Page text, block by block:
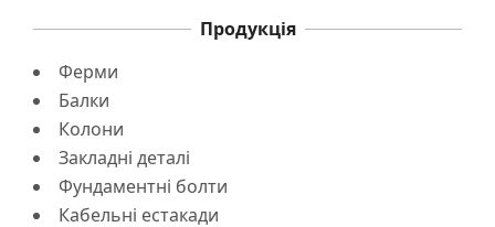
Продукція
Ферми
Балки
Колони
Закладні деталі
Фундаментні болти
Кабельні естакади